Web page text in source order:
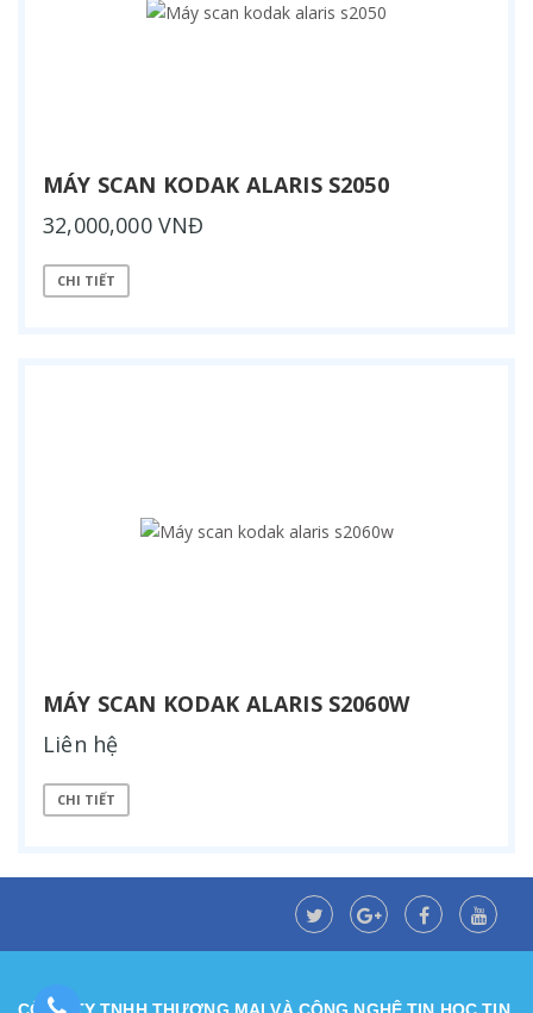
MÁY SCAN KODAK ALARIS S2050
32,000,000 VNĐ
CHI TIẾT
MÁY SCAN KODAK ALARIS S2060W
Liên hệ
CHI TIẾT
CÔNG TY TNHH THƯƠNG MẠI VÀ CÔNG NGHỆ TIN HỌC TIN